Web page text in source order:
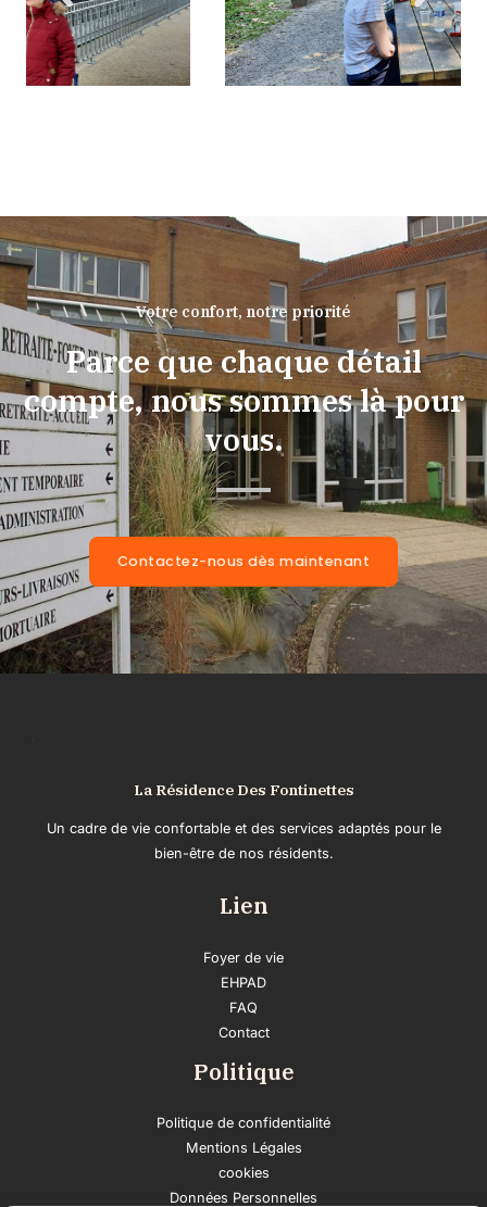
Votre confort, notre priorité
Parce que chaque détail
compte, nous sommes là pour
vous.
Contactez-nous dès maintenant
La Résidence Des Fontinettes
Un cadre de vie confortable et des services adaptés pour le
bien-être de nos résidents.
Lien
Foyer de vie
EHPAD
FAQ
Contact
Politique
Politique de confidentialité
Mentions Légales
cookies
Données Personnelles